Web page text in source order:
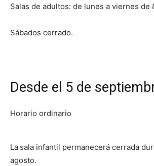
Salas de adultos: de lunes a viernes de
Sábados cerrado.
Desde el 5 de
Horario ordinario
La sala infantil permanecerá cerrada
agosto.